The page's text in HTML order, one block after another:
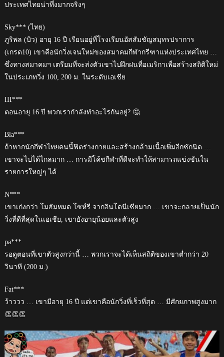
ประเทศไทยน่าทึ่งมากจริงๆ
Sky*** (ไทย)
ภูริพล (บิว) อายุ 16 ปี เรียนอยู่ที่โรงเรียนอัสสัมชัญสมุทรปราการ
(เกรด10) เขาคือนักวิ่งเจนใหม่ของสมาคมกีฬากรีฑาแห่งประเทศไทย …
ซึ่งทางสมาคมฯ เตรียมที่จะส่งตัวเขาไปฝึกฝนที่อเมริกาเพื่อสร้างสถิติใหม่
ในประเภทวิ่ง 100, 200 ม. ในระดับเอเชีย
III***
ตอนอายุ 16 ปี พวกเรากำลังทำอะไรกันอยู่? 🤔
Bla***
ถ้าหากนักกีฬาไทยคนนี้ฟิตร่างกายและสร้างกล้ามเนื้อเพิ่มอีกซักนิด …
เขาจะไปได้ไกลมาก … การมีโค้ชกีฬาที่ดีจะทำให้สามารถแข่งขันใน
รายการใหญ่ๆ ได้
N***
เขาเก่งกว่า โมฮัมหมด โซห์รี จากอินโดนีเซียมาก … เขาจะกลายเป็นนัก
วิ่งที่ดีที่สุดในเอเชีย, เขายังอายุน้อยและตัวสูง
pa***
รอดูตอนที่เขาตัวสูงกว่านี้ … พวกเราจะได้เห็นสถิติของเขาต่ำกว่า 20
วินาที (200 ม.)
Fat***
ว้าววว … เขามีอายุ 16 ปี แต่เขาคือนักวิ่งที่เร็วที่สุด … มีศักยภาพสูงมาก
👏👏👏